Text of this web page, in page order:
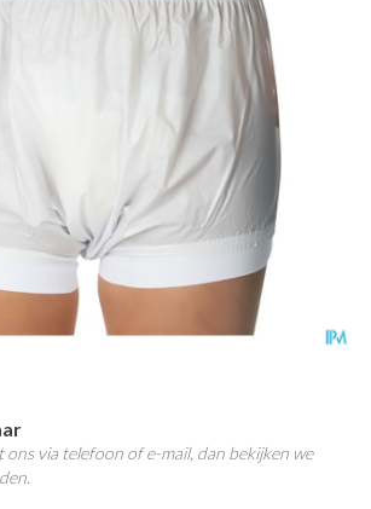
ons via telefoon of e-mail, dan bekijken we